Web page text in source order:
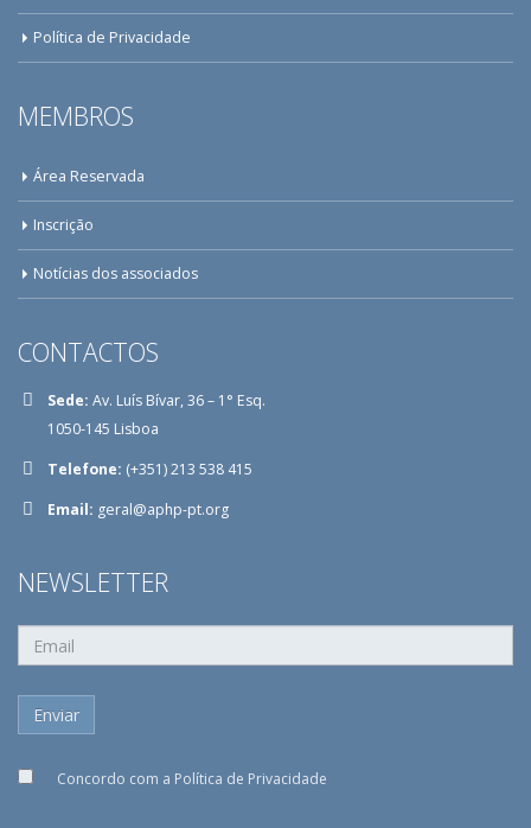
Política de Privacidade
MEMBROS
Área Reservada
Inscrição
Notícias dos associados
CONTACTOS
Sede: Av. Luís Bívar, 36 – 1° Esq.
1050-145 Lisboa
Telefone: (+351) 213 538 415
Email: geral@aphp-pt.org
NEWSLETTER
Concordo com a Política de Privacidade